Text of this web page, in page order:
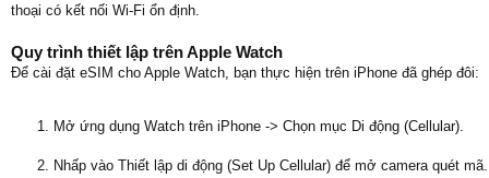
thoại có kết nối Wi-Fi ổn định.
Quy trình thiết lập trên Apple Watch
Để cài đặt eSIM cho Apple Watch, bạn thực hiện trên iPhone đã ghép đôi:
Mở ứng dụng Watch trên iPhone -> Chọn mục Di động (Cellular).
Nhấp vào Thiết lập di động (Set Up Cellular) để mở camera quét mã.